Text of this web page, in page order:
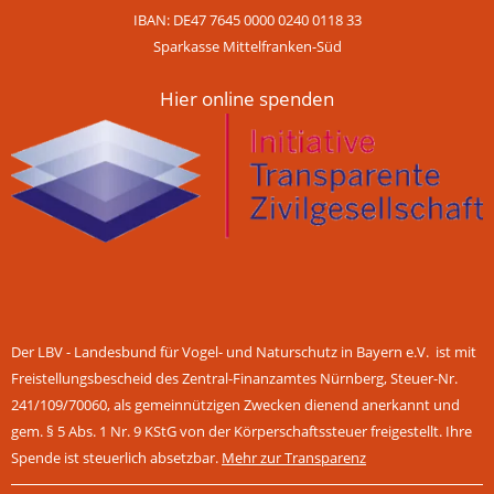
IBAN: DE47 7645 0000 0240 0118 33
Sparkasse Mittelfranken-Süd
Hier online spenden
Der LBV - Landesbund für Vogel- und Naturschutz in Bayern e.V. ist mit
Freistellungsbescheid des Zentral-Finanzamtes Nürnberg, Steuer-Nr.
241/109/70060, als gemeinnützigen Zwecken dienend anerkannt und
gem. § 5 Abs. 1 Nr. 9 KStG von der Körperschaftssteuer freigestellt. Ihre
Spende ist steuerlich absetzbar. Mehr zur Transparenz